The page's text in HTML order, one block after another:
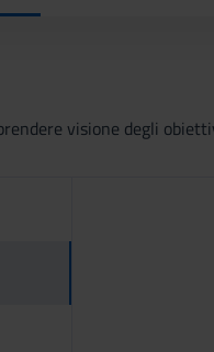
visione degli